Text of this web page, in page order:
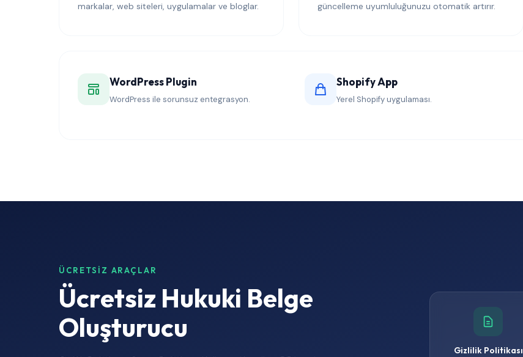
markalar, web siteleri, uygulamalar ve bloglar.
güncelleme uyumluluğunuzu otomatik artırır.
WordPress Plugin
WordPress ile sorunsuz entegrasyon.
Shopify App
Yerel Shopify uygulaması.
ÜCRETSIZ ARAÇLAR
Ücretsiz Hukuki Belge
Oluşturucu
Gizlilik Politikası